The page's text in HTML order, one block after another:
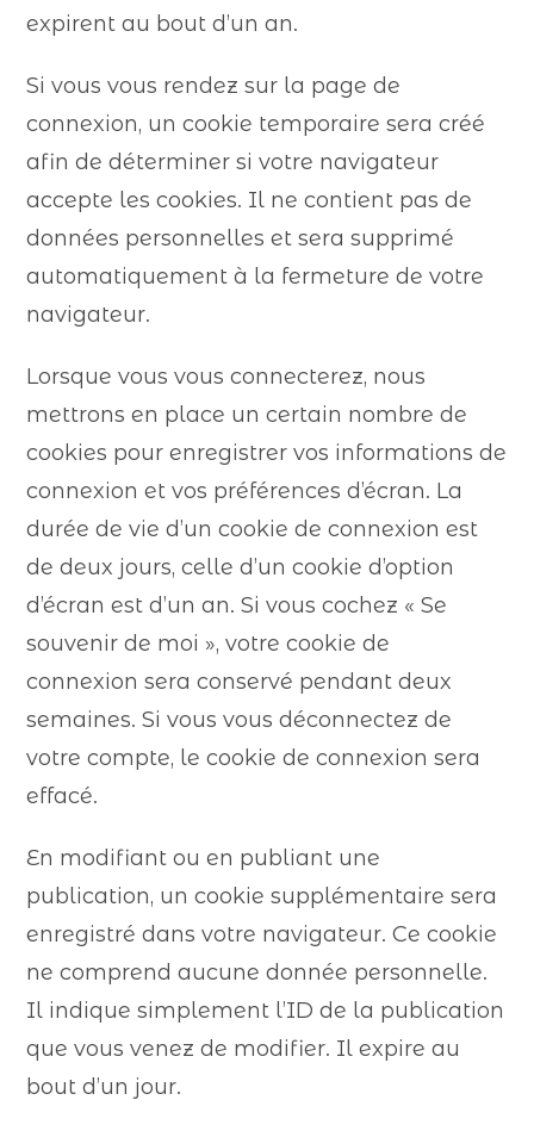
expirent au bout d’un an.
Si vous vous rendez sur la page de
connexion, un cookie temporaire sera créé
afin de déterminer si votre navigateur
accepte les cookies. Il ne contient pas de
données personnelles et sera supprimé
automatiquement à la fermeture de votre
navigateur.
Lorsque vous vous connecterez, nous
mettrons en place un certain nombre de
cookies pour enregistrer vos informations de
connexion et vos préférences d’écran. La
durée de vie d’un cookie de connexion est
de deux jours, celle d’un cookie d’option
d’écran est d’un an. Si vous cochez « Se
souvenir de moi », votre cookie de
connexion sera conservé pendant deux
semaines. Si vous vous déconnectez de
votre compte, le cookie de connexion sera
effacé.
En modifiant ou en publiant une
publication, un cookie supplémentaire sera
enregistré dans votre navigateur. Ce cookie
ne comprend aucune donnée personnelle.
Il indique simplement l’ID de la publication
que vous venez de modifier. Il expire au
bout d’un jour.